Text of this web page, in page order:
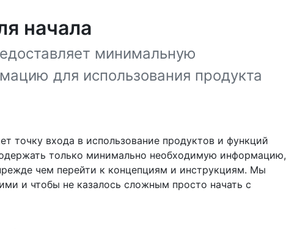
начала
минимальную
для использования продукта
точку входа в использование продуктов и функций
только минимально необходимую информацию,
чем перейти к концепциям и инструкциям. Мы
и чтобы не казалось сложным просто начать с